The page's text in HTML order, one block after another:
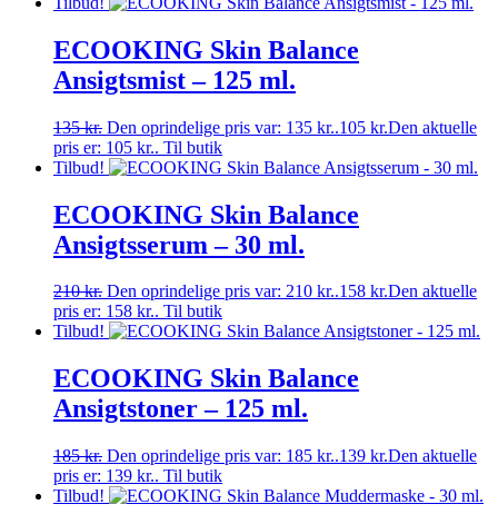
ECOOKING Skin Balance
Ansigtsmist – 125 ml.
135kr. Den oprindelige pris var: 135 kr..105 kr.Den aktuelle
pris er: 105 kr.. Til butik
Tilbud!
ECOOKING Skin Balance
Ansigtsserum – 30 ml.
210kr. Den oprindelige pris var: 210 kr..158 kr.Den aktuelle
pris er: 158 kr.. Til butik
Tilbud!
ECOOKING Skin Balance
Ansigtstoner – 125 ml.
185kr. Den oprindelige pris var: 185 kr..139 kr.Den aktuelle
pris er: 139 kr.. Til butik
Tilbud!